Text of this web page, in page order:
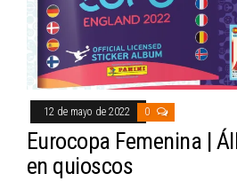
12 de mayo de 2022 0
Eurocopa Femenina |
en quioscos